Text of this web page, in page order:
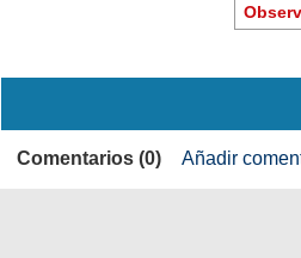
Comentarios (0) Añadir